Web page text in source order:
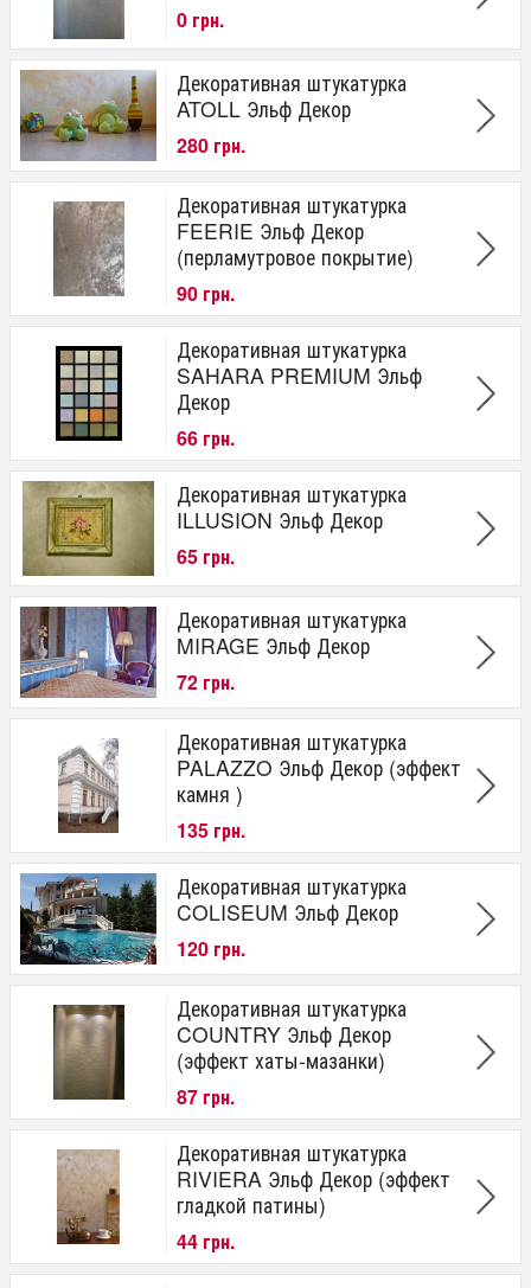
0 грн.
Декоративная штукатурка
ATOLL Эльф Декор
280 грн.
Декоративная штукатурка
FEERIE Эльф Декор
(перламутровое покрытие)
90 грн.
Декоративная штукатурка
SAHARA PREMIUM Эльф
Декор
66 грн.
Декоративная штукатурка
ILLUSION Эльф Декор
65 грн.
Декоративная штукатурка
MIRAGE Эльф Декор
72 грн.
Декоративная штукатурка
PALAZZO Эльф Декор (эффект
камня )
135 грн.
Декоративная штукатурка
COLISEUM Эльф Декор
120 грн.
Декоративная штукатурка
COUNTRY Эльф Декор
(эффект хаты-мазанки)
87 грн.
Декоративная штукатурка
RIVIERA Эльф Декор (эффект
гладкой патины)
44 грн.